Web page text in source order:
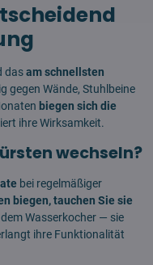
dasam schnellsten
gegen Wände, Stuhlbeine
biegen sich die
ihre Wirksamkeit.
wechseln?
bei regelmäßiger
biegen, tauchen Sie sie
Wasserkocher — sie
ihre Funktionalität